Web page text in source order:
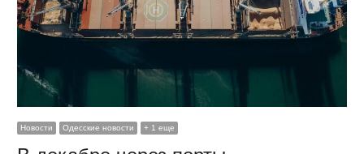
Новости Одесские новости + 1 еще